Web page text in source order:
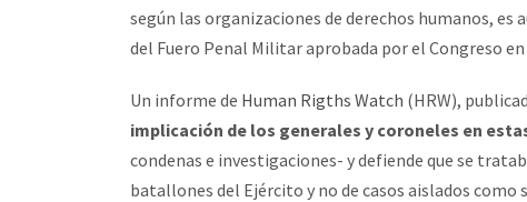
según las organizaciones de derechos humanos,
del Fuero Penal Militar aprobada por el Congreso en
Un informe de Human Rigths Watch (HRW),
implicación de los generales y coroneles en
condenas e investigaciones- y defiende que se
batallones del Ejército y no de casos aislados como